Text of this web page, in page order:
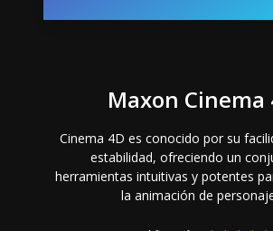
Maxon Cinema
Cinema 4D es conocido por su
estabilidad, ofreciendo un
herramientas intuitivas y potentes
la animación de